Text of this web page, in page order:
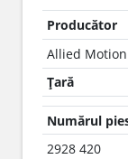
Producător
Allied
Țară
Numărul
2928 420